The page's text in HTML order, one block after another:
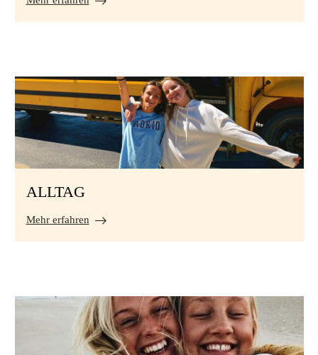
ALLTAG
Mehr erfahren